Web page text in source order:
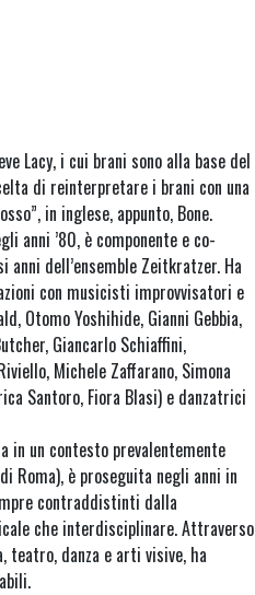
Lacy, i cui brani sono alla base del
di reinterpretare i brani con una
in inglese, appunto, Bone.
anni ’80, è componente e co-
dell’ensemble Zeitkratzer. Ha
con musicisti improvvisatori e
Otomo Yoshihide, Gianni Gebbia,
Giancarlo Schiaffini,
Michele Zaffarano, Simona
Santoro, Fiora Blasi) e danzatrici
in un contesto prevalentemente
Roma), è proseguita negli anni in
contraddistinti dalla
che interdisciplinare. Attraverso
teatro, danza e arti visive, ha